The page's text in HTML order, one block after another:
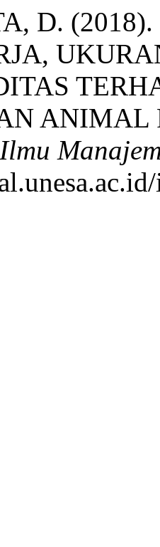
D.
ANIMAL